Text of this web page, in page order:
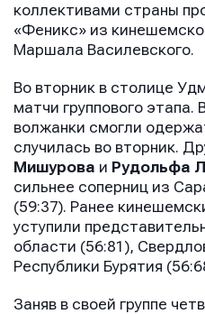
коллективами страны
«Феникс» из
Маршала Василевского.
Во вторник в столице
матчи группового этапа.
волжанки смогли
случилась во вторник.
Мишурова и Рудольфа
сильнее соперниц из
(59:37). Ранее
уступили
области (56:81),
Республики Бурятия
Заняв в своей группе